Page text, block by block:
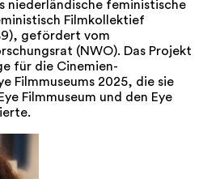
niederländische feministische
Filmkollektief
gefördert vom
(NWO). Das Projekt
für die Cinemien-
Filmmuseums 2025, die sie
Filmmuseum und den Eye